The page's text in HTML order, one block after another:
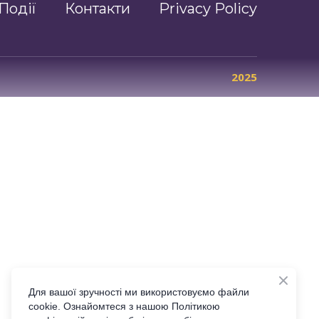
Контакти Privacy Policy
2025
Для вашої зручності ми використовуємо файли
cookie. Ознайомтеся з нашою Політикою